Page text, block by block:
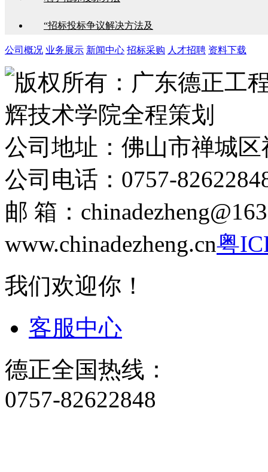
“招标投标争议解决方法及
公司概况 业务展示 新闻中心 招标采购 人才招聘 资料下载
版权所有：广东德正
辉技术学院全程策划
公司地址：佛山市禅城
公司电话：0757-
邮 箱：
www.chinadezheng.cn粤
我们欢迎你！
客服中心
德正全国热线：
0757-82622848